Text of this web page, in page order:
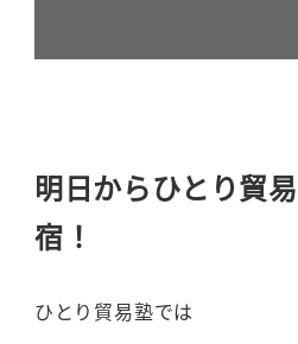
明日からひとり貿
宿！
ひとり貿易塾では